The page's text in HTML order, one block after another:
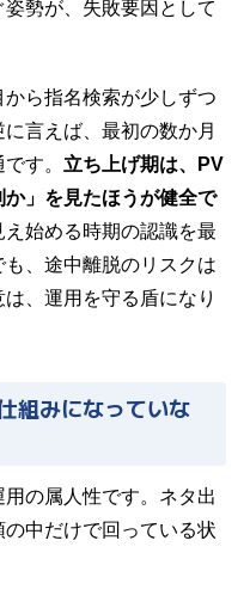
勢が、失敗要因として
ら指名検索が少しずつ
言えば、最初の数か月
す。 立ち上げ期は、PV
」を見たほうが健全で
始める時期の認識を最
、途中離脱のリスクは
、運用を守る盾になり
組みになっていな
の属人性です。ネタ出
中だけで回っている状